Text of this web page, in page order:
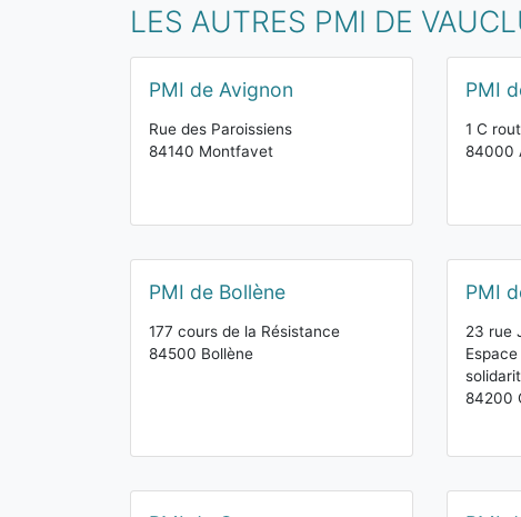
LES AUTRES PMI DE
PMI de Avignon
Rue des Paroissiens
84140 Montfavet
PMI
1 C
84000
PMI de Bollène
177 cours de la Résistance
84500 Bollène
PMI
23 rue
84200